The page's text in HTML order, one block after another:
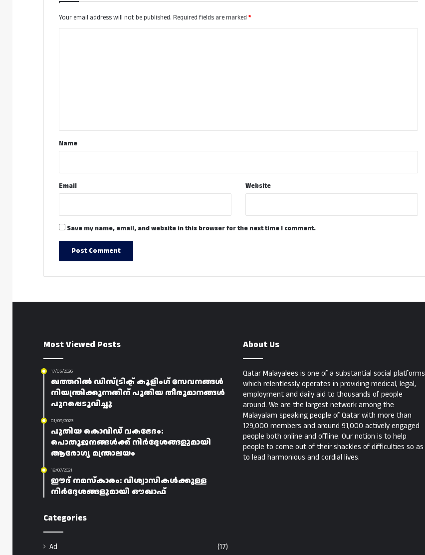
Your email address will not be published. Required fields are marked *
*Name
Email Website
Save my name, email, and website in this browser for the next time I comment.
Most Viewed Posts
17/05/2026
ഖത്തറിൽ ഡിസ്ട്രിക്ട് കൂളിംഗ് സേവനങ്ങൾ
നിയന്ത്രിക്കുന്നതിന് പുതിയ തീരുമാനങ്ങൾ
പുറപ്പെടുവിച്ചു
01/09/2023
പുതിയ കൊവിഡ് വകഭേദം:
പൊതുജനങ്ങൾക്ക് നിർദ്ദേശങ്ങളുമായി
ആരോഗ്യ മന്ത്രാലയം
19/07/2021
ഈദ് നമസ്കാരം: വിശ്വാസികൾക്കുള്ള
നിർദ്ദേശങ്ങളുമായി ഔഖാഫ്
Categories
Ad (17)
About Us
Qatar Malayalees is one of a substantial social platforms
which relentlessly operates in providing medical, legal,
employment and daily aid to thousands of people
around. We are the largest network among the
Malayalam speaking people of Qatar with more than
129,000 members and around 91,000 actively engaged
people both online and offline. Our notion is to help
people to come out of their shackles of difficulties so as
to lead harmonious and cordial lives.